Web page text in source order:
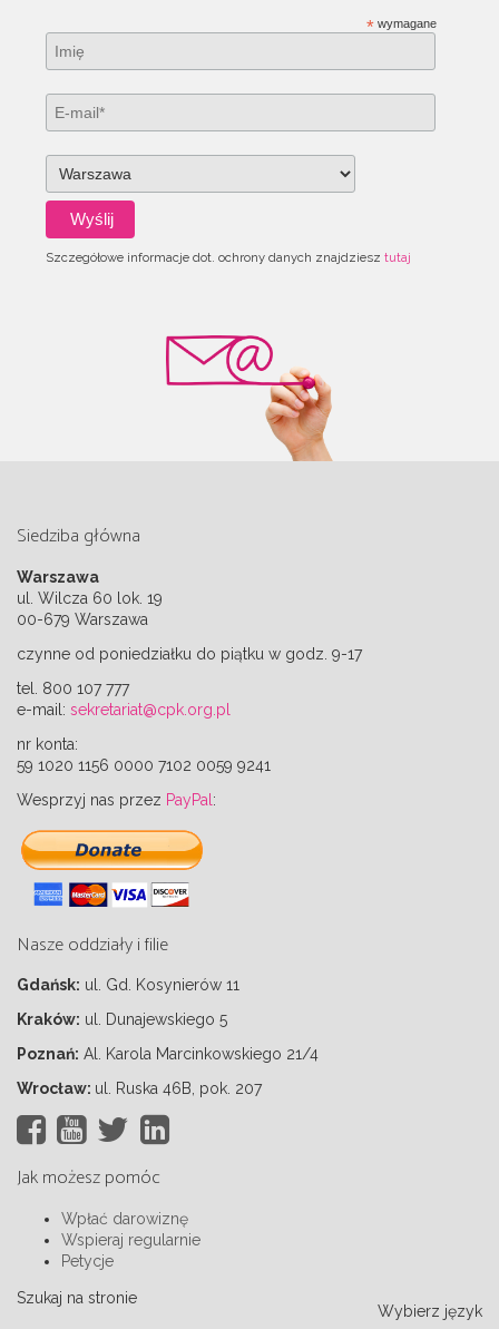
* wymagane
Szczegółowe informacje dot. ochrony danych znajdziesz tutaj
Siedziba główna
Warszawa
ul. Wilcza 60 lok. 19
00-679 Warszawa
czynne od poniedziałku do piątku w godz. 9-17
tel. 800 107 777
e-mail: sekretariat@cpk.org.pl
nr konta:
59 1020 1156 0000 7102 0059 9241
Wesprzyj nas przez PayPal :
Nasze oddziały i filie
Gdańsk: ul. Gd. Kosynierów 11
Kraków: ul. Dunajewskiego 5
Poznań: Al. Karola Marcinkowskiego 21/4
Wrocław: ul. Ruska 46B, pok. 207
Jak możesz pomóc
Wpłać darowiznę
Wspieraj regularnie
Petycje
Wybierz język
Szukaj na stronie